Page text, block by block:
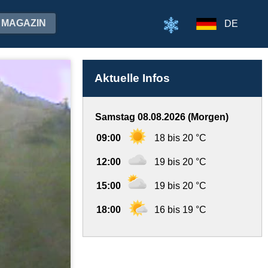
MAGAZIN DE
Aktuelle Infos
Samstag 08.08.2026 (Morgen)
09:00 18 bis 20 °C
12:00 19 bis 20 °C
15:00 19 bis 20 °C
18:00 16 bis 19 °C